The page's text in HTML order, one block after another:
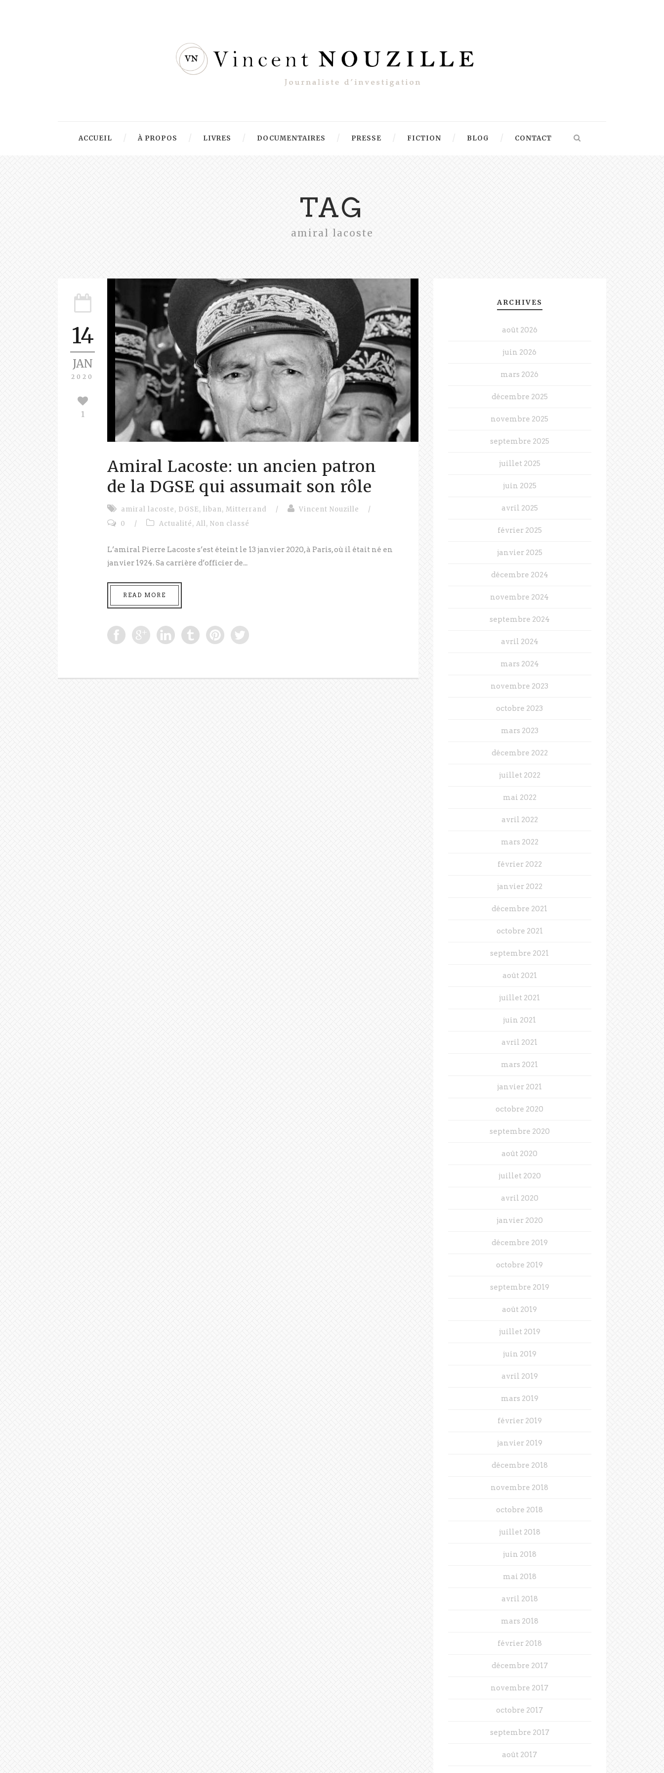
ACCUEIL À PROPOS LIVRES DOCUMENTAIRES PRESSE FICTION BLOG CONTACT
TAG
amiral lacoste
14
JAN
2020
1
Amiral Lacoste: un ancien patron
de la DGSE qui assumait son rôle
amiral lacoste, DGSE, liban, Mitterrand / Vincent Nouzille
/
0
/ Actualité, All, Non classé
L’amiral Pierre Lacoste s’est éteint le 13 janvier 2020, à Paris, où il était né en
janvier 1924. Sa carrière d’officier de...
READ MORE
ARCHIVES
août 2026
juin 2026
mars 2026
décembre 2025
novembre 2025
septembre 2025
juillet 2025
juin 2025
avril 2025
février 2025
janvier 2025
décembre 2024
novembre 2024
septembre 2024
avril 2024
mars 2024
novembre 2023
octobre 2023
mars 2023
décembre 2022
juillet 2022
mai 2022
avril 2022
mars 2022
février 2022
janvier 2022
décembre 2021
octobre 2021
septembre 2021
août 2021
juillet 2021
juin 2021
avril 2021
mars 2021
janvier 2021
octobre 2020
septembre 2020
août 2020
juillet 2020
avril 2020
janvier 2020
décembre 2019
octobre 2019
septembre 2019
août 2019
juillet 2019
juin 2019
avril 2019
mars 2019
février 2019
janvier 2019
décembre 2018
novembre 2018
octobre 2018
juillet 2018
juin 2018
mai 2018
avril 2018
mars 2018
février 2018
décembre 2017
novembre 2017
octobre 2017
septembre 2017
août 2017